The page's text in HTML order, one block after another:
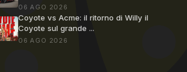
06 AGO 2026
Coyote vs Acme: il ritorno di Willy il
Coyote sul grande ...
06 AGO 2026